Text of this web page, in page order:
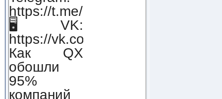
https://t.me/qx_lab_IT
🖥 VK:
https://vk.com/qualityxcellenc
Как QX
обошли
95%
компаний